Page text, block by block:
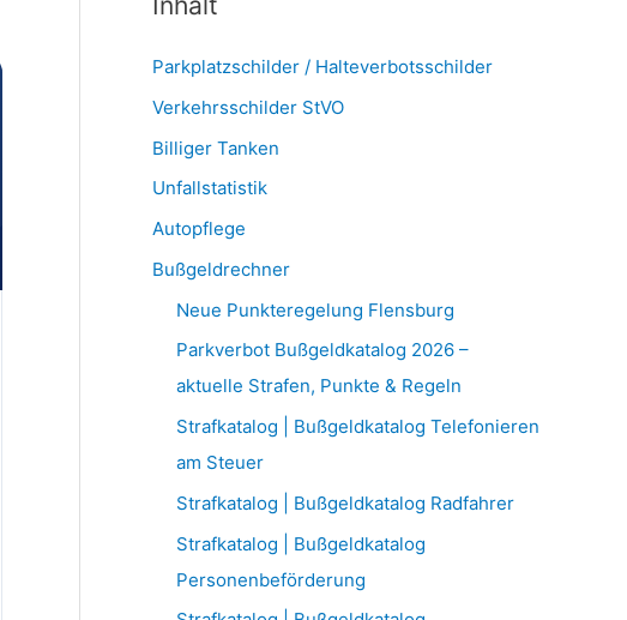
Parkplatzschilder / Halteverbotsschilder
Verkehrsschilder StVO
Billiger Tanken
Unfallstatistik
Autopflege
Bußgeldrechner
Neue Punkteregelung Flensburg
Parkverbot Bußgeldkatalog 2026 –
aktuelle Strafen, Punkte & Regeln
Strafkatalog | Bußgeldkatalog Telefonieren
am Steuer
Strafkatalog | Bußgeldkatalog Radfahrer
Strafkatalog | Bußgeldkatalog
Personenbeförderung